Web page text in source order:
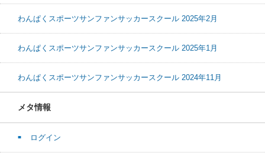
わんぱくスポーツサンファンサッカースクール 2025年2月
わんぱくスポーツサンファンサッカースクール 2025年1月
わんぱくスポーツサンファンサッカースクール 2024年11月
メタ情報
ログイン